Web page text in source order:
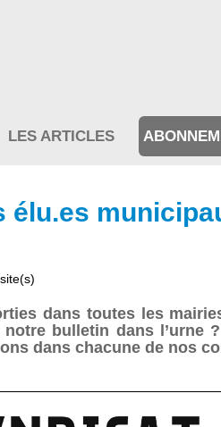
LES ARTICLES
élu.es
dans toutes les
bulletin dans l’urne
dans chacune de nos